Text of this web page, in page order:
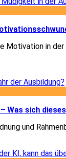
Motivation in
Was sich
und